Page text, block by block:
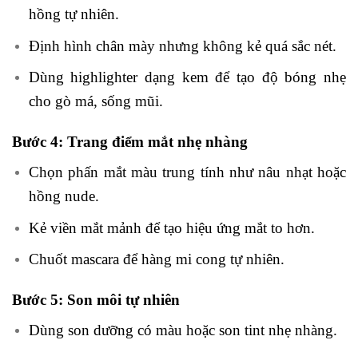
hồng tự nhiên.
Định hình chân mày nhưng không kẻ quá sắc nét.
Dùng highlighter dạng kem để tạo độ bóng nhẹ
cho gò má, sống mũi.
Bước 4: Trang điểm mắt nhẹ nhàng
Chọn phấn mắt màu trung tính như nâu nhạt hoặc
hồng nude.
Kẻ viền mắt mảnh để tạo hiệu ứng mắt to hơn.
Chuốt mascara để hàng mi cong tự nhiên.
Bước 5: Son môi tự nhiên
Dùng son dưỡng có màu hoặc son tint nhẹ nhàng.